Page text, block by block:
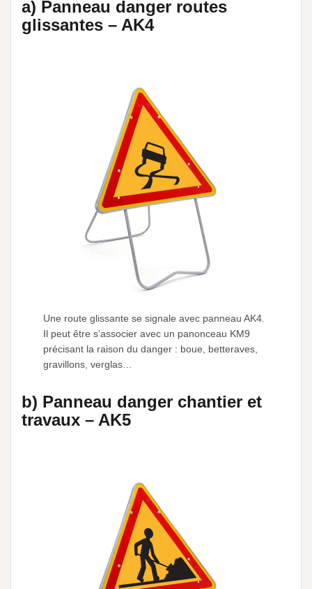
a) Panneau danger routes
glissantes – AK4
Une route glissante se signale avec panneau AK4.
Il peut être s’associer avec un panonceau KM9
précisant la raison du danger : boue, betteraves,
gravillons, verglas…
b) Panneau danger chantier et
travaux – AK5